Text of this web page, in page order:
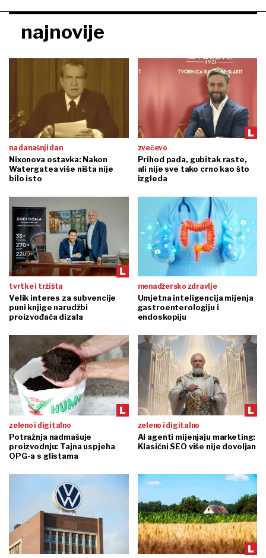
najnovije
na današnji dan
Nixonova ostavka: Nakon
Watergatea više ništa nije
bilo isto
zvečevo
Prihod pada, gubitak raste,
ali nije sve tako crno kao što
izgleda
tvrtke i tržišta
Velik interes za subvencije
puni knjige narudžbi
proizvođača dizala
menadžersko zdravlje
Umjetna inteligencija mijenja
gastroenterologiju i
endoskopiju
zeleno i digitalno
Potražnja nadmašuje
proizvodnju: Tajna uspjeha
OPG-a s glistama
zeleno i digitalno
AI agenti mijenjaju marketing:
Klasični SEO više nije dovoljan